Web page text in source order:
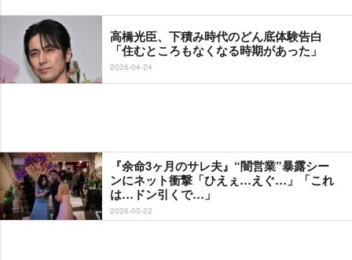
高橋光臣、下積み時代のどん底体験告白
「住むところもなくなる時期があった」
2026-04-24
『余命3ヶ月のサレ夫』“闇営業”暴露シー
ンにネット衝撃「ひえぇ…えぐ…」「これ
は…ドン引くで…」
2026-05-22